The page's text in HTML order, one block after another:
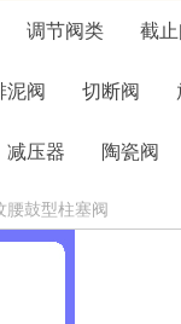
调节阀类 截
泥阀 切断阀
减压器 陶瓷阀
腰鼓型柱塞阀